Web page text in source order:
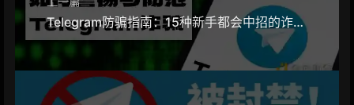
Telegram防骗指南：15种新手都会中招的诈骗陷阱